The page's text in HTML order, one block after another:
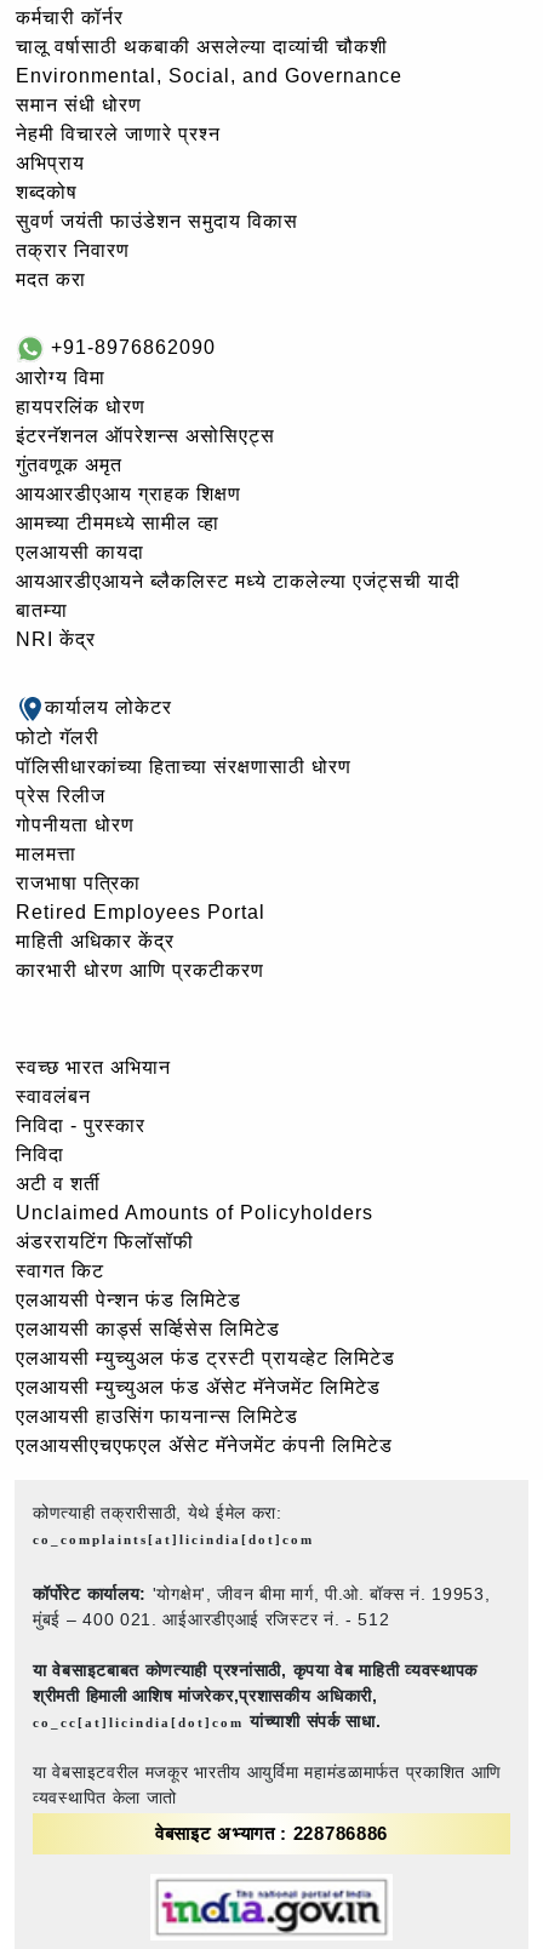
कर्मचारी कॉर्नर
चालू वर्षासाठी थकबाकी असलेल्या दाव्यांची चौकशी
Environmental, Social, and Governance
समान संधी धोरण
नेहमी विचारले जाणारे प्रश्न
अभिप्राय
शब्दकोष
सुवर्ण जयंती फाउंडेशन समुदाय विकास
तक्रार निवारण
मदत करा
+91-8976862090
आरोग्य विमा
हायपरलिंक धोरण
इंटरनॅशनल ऑपरेशन्स असोसिएट्स
गुंतवणूक अमृत
आयआरडीएआय ग्राहक शिक्षण
आमच्या टीममध्ये सामील व्हा
एलआयसी कायदा
आयआरडीएआयने ब्लैकलिस्ट मध्ये टाकलेल्या एजंट्सची यादी
बातम्या
NRI केंद्र
कार्यालय लोकेटर
फोटो गॅलरी
पॉलिसीधारकांच्या हिताच्या संरक्षणासाठी धोरण
प्रेस रिलीज
गोपनीयता धोरण
मालमत्ता
राजभाषा पत्रिका
Retired Employees Portal
माहिती अधिकार केंद्र
कारभारी धोरण आणि प्रकटीकरण
स्वच्छ भारत अभियान
स्वावलंबन
निविदा - पुरस्कार
निविदा
अटी व शर्ती
Unclaimed Amounts of Policyholders
अंडररायटिंग फिलॉसॉफी
स्वागत किट
एलआयसी पेन्शन फंड लिमिटेड
एलआयसी कार्ड्स सर्व्हिसेस लिमिटेड
एलआयसी म्युच्युअल फंड ट्रस्टी प्रायव्हेट लिमिटेड
एलआयसी म्युच्युअल फंड ॲसेट मॅनेजमेंट लिमिटेड
एलआयसी हाउसिंग फायनान्स लिमिटेड
एलआयसीएचएफएल ॲसेट मॅनेजमेंट कंपनी लिमिटेड
कोणत्याही तक्रारीसाठी, येथे ईमेल करा:
co_complaints[at]licindia[dot]com
कॉर्पोरेट कार्यालय: 'योगक्षेम', जीवन बीमा मार्ग, पी.ओ. बॉक्स नं. 19953,
मुंबई – 400 021. आईआरडीएआई रजिस्टर नं. - 512
या वेबसाइटबाबत कोणत्याही प्रश्नांसाठी, कृपया वेब माहिती व्यवस्थापक
श्रीमती हिमाली आशिष मांजरेकर,प्रशासकीय अधिकारी,
co_cc[at]licindia[dot]comयांच्याशी संपर्क साधा.
या वेबसाइटवरील मजकूर भारतीय आयुर्विमा महामंडळामार्फत प्रकाशित आणि
व्यवस्थापित केला जातो
वेबसाइट अभ्यागत : 228786886